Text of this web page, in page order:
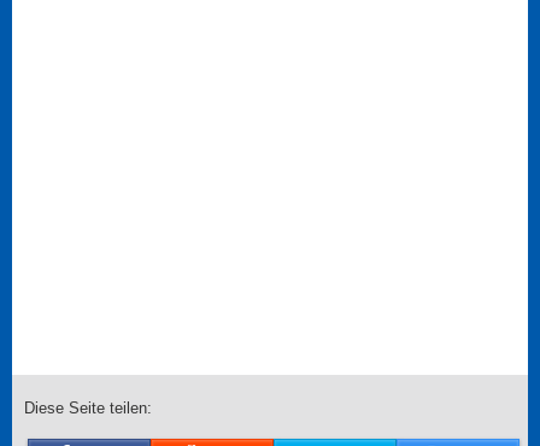
Diese Seite teilen: